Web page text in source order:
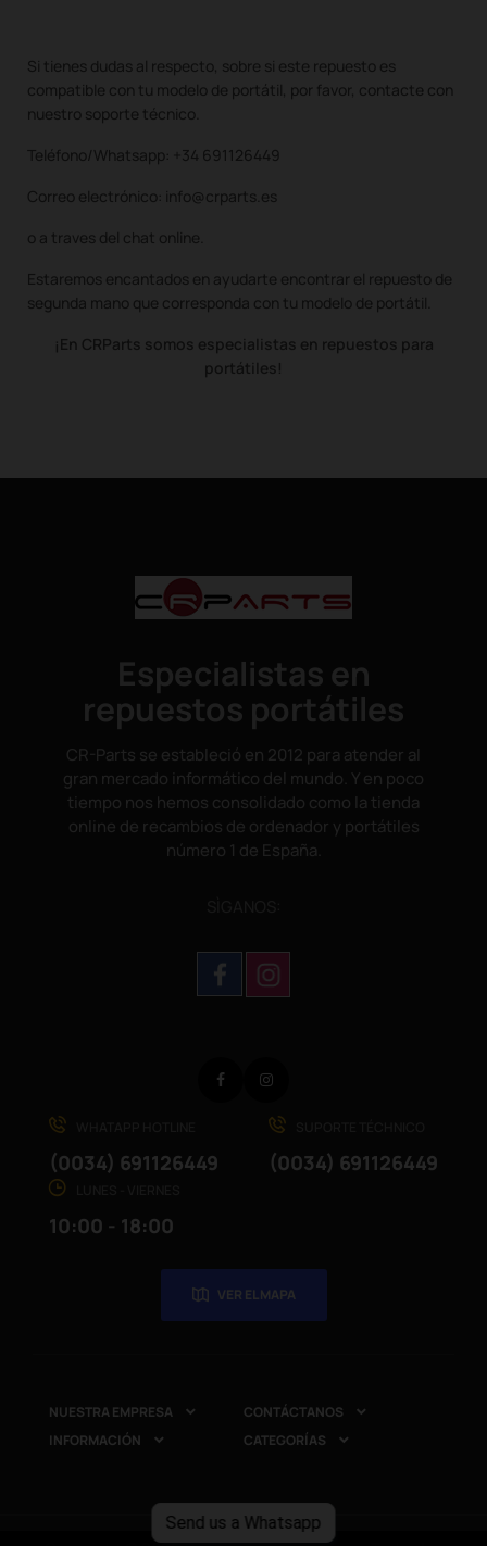
Send us a Whatsapp
Si tienes dudas al respecto, sobre si este repuesto es
compatible con tu modelo de portátil, por favor, contacte con
nuestro soporte técnico.
Teléfono/Whatsapp: +34 691126449
Correo electrónico: info@crparts.es
o a traves del chat online.
Estaremos encantados en ayudarte encontrar el repuesto de
segunda mano que corresponda con tu modelo de portátil.
¡En CRParts somos especialistas en repuestos para
portátiles!
Especialistas en
repuestos portátiles
CR-Parts se estableció en 2012 para atender al
gran mercado informático del mundo. Y en poco
tiempo nos hemos consolidado como la tienda
online de recambios de ordenador y portátiles
número 1 de España.
(0034) 691126449 (0034) 691126449
10:00 - 18:00
VER EL MAPA
Facebook
NUESTRA EMPRESA  CONTÁCTANOS 
INFORMACIÓN  CATEGORÍAS 